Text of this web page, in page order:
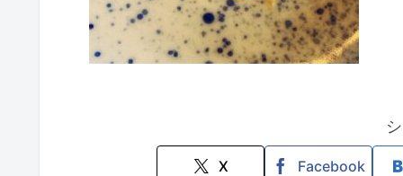
X Facebook